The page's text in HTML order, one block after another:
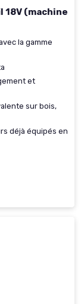
18V (machine
la gamme
et
sur bois,
déjà équipés en